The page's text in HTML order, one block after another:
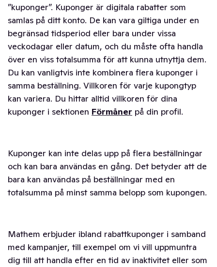
”kuponger”. Kuponger är digitala rabatter som
samlas på ditt konto. De kan vara giltiga under en
begränsad tidsperiod eller bara under vissa
veckodagar eller datum, och du måste ofta handla
över en viss totalsumma för att kunna utnyttja dem.
Du kan vanligtvis inte kombinera flera kuponger i
samma beställning. Villkoren för varje kupongtyp
kan variera. Du hittar alltid villkoren för dina
kuponger i sektionen Förmåner på din profil.
Kuponger kan inte delas upp på flera beställningar
och kan bara användas en gång. Det betyder att de
bara kan användas på beställningar med en
totalsumma på minst samma belopp som kupongen.
Mathem erbjuder ibland rabattkuponger i samband
med kampanjer, till exempel om vi vill uppmuntra
dig till att handla efter en tid av inaktivitet eller som